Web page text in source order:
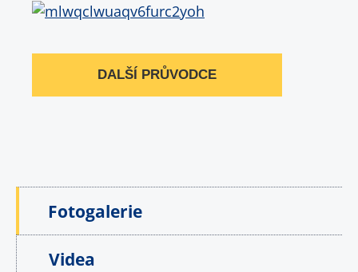
DALŠÍ PRŮVODCE
Fotogalerie
Videa